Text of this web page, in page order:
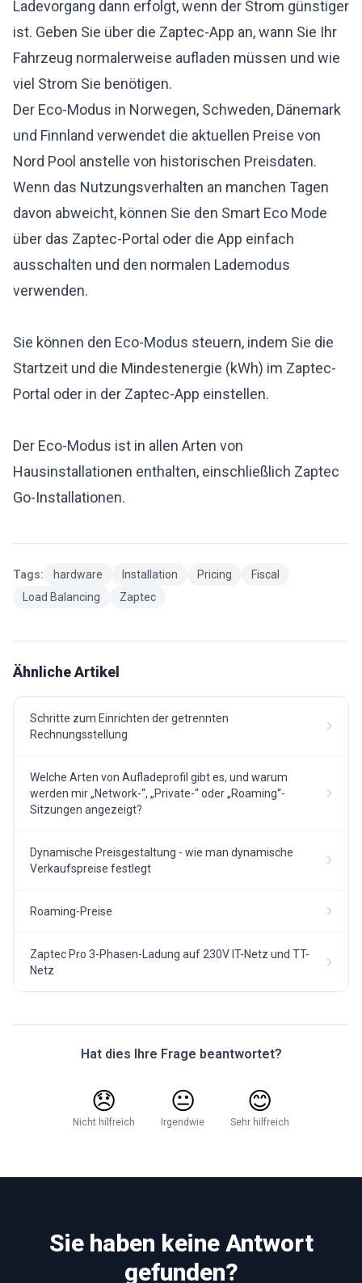
Ladevorgang dann erfolgt, wenn der Strom günstiger
ist. Geben Sie über die Zaptec-App an, wann Sie Ihr
Fahrzeug normalerweise aufladen müssen und wie
viel Strom Sie benötigen.
Der Eco-Modus in Norwegen, Schweden, Dänemark
und Finnland verwendet die aktuellen Preise von
Nord Pool anstelle von historischen Preisdaten.
Wenn das Nutzungsverhalten an manchen Tagen
davon abweicht, können Sie den Smart Eco Mode
über das Zaptec-Portal oder die App einfach
ausschalten und den normalen Lademodus
verwenden.
Sie können den Eco-Modus steuern, indem Sie die
Startzeit und die Mindestenergie (kWh) im Zaptec-
Portal oder in der Zaptec-App einstellen.
Der Eco-Modus ist in allen Arten von
Hausinstallationen enthalten, einschließlich Zaptec
Go-Installationen.
Tags: hardware Installation Pricing
Fiscal
Load Balancing
Zaptec
Ähnliche Artikel
Schritte zum Einrichten der getrennten
Rechnungsstellung
Welche Arten von Aufladeprofil gibt es, und warum
werden mir „Network-“, „Private-“ oder „Roaming“-
Sitzungen angezeigt?
Dynamische Preisgestaltung - wie man dynamische
Verkaufspreise festlegt
Roaming-Preise
Zaptec Pro 3-Phasen-Ladung auf 230V IT-Netz und TT-
Netz
Hat dies Ihre Frage beantwortet?
😞
Nicht hilfreich
😐
Irgendwie
😊
Sehr hilfreich
Sie haben keine Antwort
gefunden?